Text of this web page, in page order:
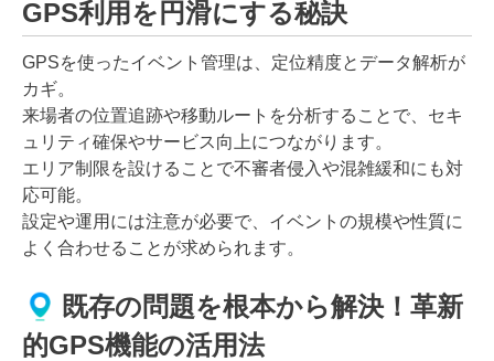
GPS利用を円滑にする秘訣
GPSを使ったイベント管理は、定位精度とデータ解析が
カギ。
来場者の位置追跡や移動ルートを分析することで、セキ
ュリティ確保やサービス向上につながります。
エリア制限を設けることで不審者侵入や混雑緩和にも対
応可能。
設定や運用には注意が必要で、イベントの規模や性質に
よく合わせることが求められます。
既存の問題を根本から解決！革新
的GPS機能の活用法